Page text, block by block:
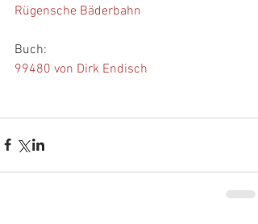
Rügensche Bäderbahn
Buch:
99480 von Dirk Endisch